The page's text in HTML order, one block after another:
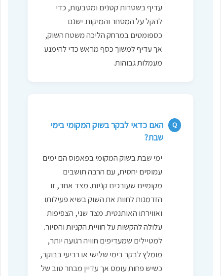
עדיף בשטרות קטנים ומטבעות, כדי
להקל על המסחר והמיקוח. ישנם
כספומטים במרחק הליכה משטח השוק,
אך עדיף למשוך כסף מראש כדי להימנע
מעמלות גבוהות.
Q
האם כדאי לבקר בשוק המקומי בימי
שבת?
ימי שבת בשוק המקומי בפאפוס הם ימים
עמוסים יחסית, עם הרבה תושבים
מקומיים שעורכים קניות. מצד אחד, זו
הזדמנות לחוות את השוק בשיא פעילותו
ואווירתו האותנטית. מצד שני, הצפיפות
עלולה להקשות על חוויית הקניות והסיור.
למטיילים שמעדיפים חוויה רגועה יותר,
מומלץ לבקר בימי שלישי או רביעי בבוקר,
כשיש פחות עומס אך עדיין מבחר טוב של